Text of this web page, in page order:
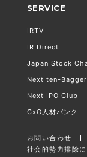
SERVICE
IRTV
IR Direct
Japan Stock
Next ten-Bagger
Next IPO Club
CxO人材バンク
お問い合わせ
社会的勢力排除